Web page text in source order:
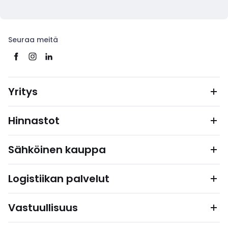
Seuraa meitä
Yritys
Hinnastot
Sähköinen kauppa
Logistiikan palvelut
Vastuullisuus